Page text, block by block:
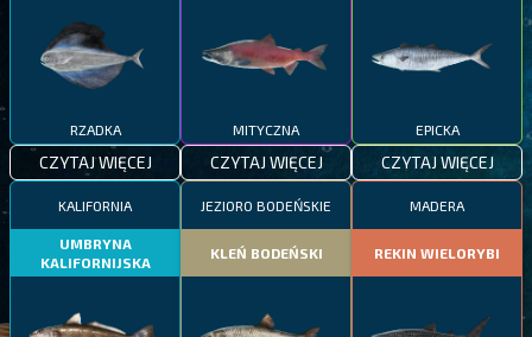
RZADKA
CZYTAJ WIĘCEJ
MITYCZNA
CZYTAJ WIĘCEJ
EPICKA
CZYTAJ WIĘCEJ
KALIFORNIA
UMBRYNA
KALIFORNIJSKA
JEZIORO BODEŃSKIE
KLEŃ BODEŃSKI
MADERA
REKIN WIELORYBI